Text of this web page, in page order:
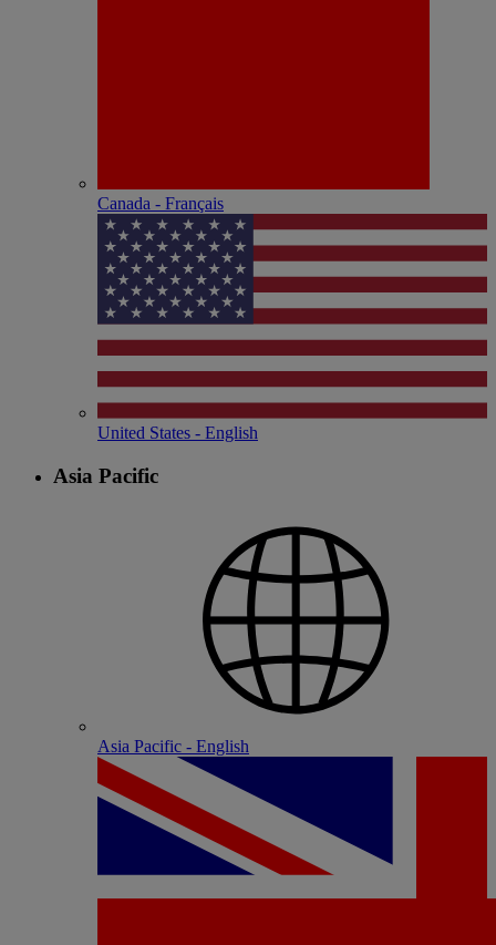
Canada - Français
United States - English
Asia Pacific
Asia Pacific - English